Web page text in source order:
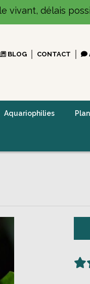
vivant, délais
BLOG CONTACT
Aquariophilies